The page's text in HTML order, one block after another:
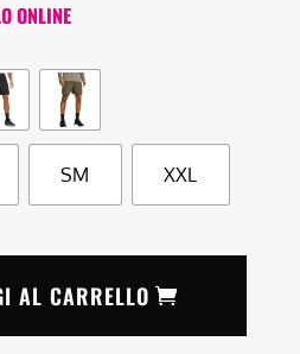
ONLINE
SM XXL
AL CARRELLO